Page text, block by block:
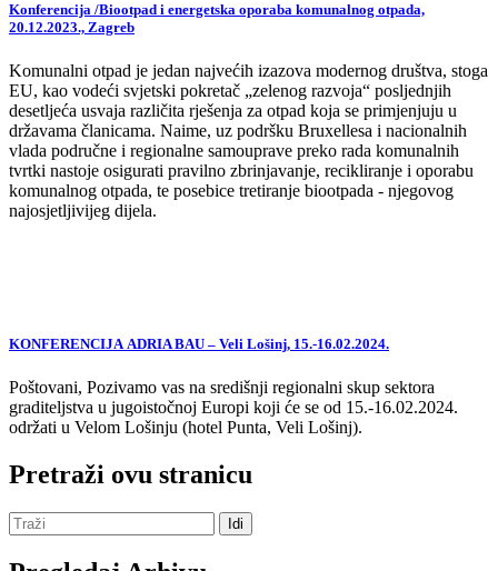
Konferencija /Biootpad i energetska oporaba komunalnog otpada,
20.12.2023., Zagreb
Komunalni otpad je jedan najvećih izazova modernog društva, stoga
EU, kao vodeći svjetski pokretač „zelenog razvoja“ posljednjih
desetljeća usvaja različita rješenja za otpad koja se primjenjuju u
državama članicama. Naime, uz podršku Bruxellesa i nacionalnih
vlada područne i regionalne samouprave preko rada komunalnih
tvrtki nastoje osigurati pravilno zbrinjavanje, recikliranje i oporabu
komunalnog otpada, te posebice tretiranje biootpada - njegovog
najosjetljivijeg dijela.
KONFERENCIJA ADRIA BAU – Veli Lošinj, 15.-16.02.2024.
Poštovani, Pozivamo vas na središnji regionalni skup sektora
graditeljstva u jugoistočnoj Europi koji će se od 15.-16.02.2024.
održati u Velom Lošinju (hotel Punta, Veli Lošinj).
Pretraži ovu stranicu